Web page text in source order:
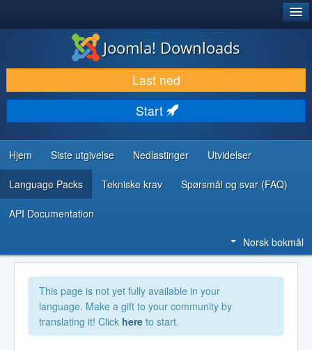
LAST NED & UTVID
OPPDAG & LÆR
SAMFUNN & BRUKERSTØTTE
UTVIKLINGSRESSURSER
Joomla! Downloads
Last ned
Start
Hjem Siste utgivelse Nedlastinger Utvidelser
Language Packs Tekniske krav Spørsmål og svar (FAQ)
API Documentation
Norsk bokmål
This page is not yet fully available in your
language. Make a gift to your community by
translating it! Click here to start.